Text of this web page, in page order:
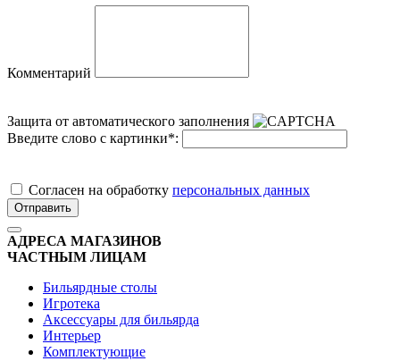
Комментарий
Защита от автоматического заполнения
Введите слово с картинки*:
Cогласен на обработку персональных данных
Отправить
АДРЕСА МАГАЗИНОВ
ЧАСТНЫМ ЛИЦАМ
Бильярдные столы
Игротека
Аксессуары для бильярда
Интерьер
Комплектующие